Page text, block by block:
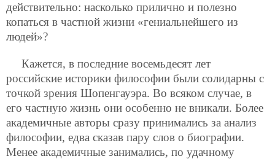
действительно: насколько прилично и полезно
копаться в частной жизни «гениальнейшего из
людей»?
Кажется, в последние восемьдесят лет
российские историки философии были солидарны с
точкой зрения Шопенгауэра. Во всяком случае, в
его частную жизнь они особенно не вникали. Более
академичные авторы сразу принимались за анализ
философии, едва сказав пару слов о биографии.
Менее академичные занимались, по удачному